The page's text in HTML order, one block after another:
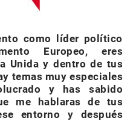
como líder político
Europeo, eres
Unida y dentro de tus
temas muy especiales
y has sabido
me hablaras de tus
entorno y después